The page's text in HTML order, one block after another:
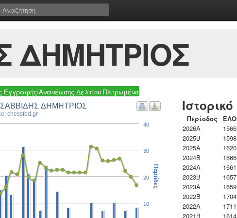
ΔΗΜΗΤΡΙΟΣ
Εγγραφής/Ανανέωσης Δελτίου Πληρωμένο
ΣΑΒΒΙΔΗΣ ΔΗΜΗΤΡΙΟΣ
chessfed.gr
10
20
30
40
Παρτίδες
Ιστορικό
Περίοδος ΕΛΟ
2026A
1566
2025B
1598
2025A
1620
2024B
1666
2024A
1661
2023B
1657
2023Α
1659
2022B
1704
2022A
1711
2021B
1614